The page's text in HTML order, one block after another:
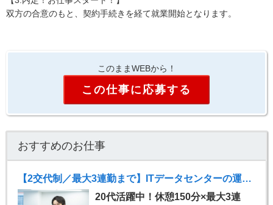
双方の合意のもと、契約手続きを経て就業開始となります。
このままWEBから！
この仕事に応募する
おすすめのお仕事
【2交代制／最大3連勤まで】ITデータセンターの運用監視
20代活躍中！休憩150分×最大3連